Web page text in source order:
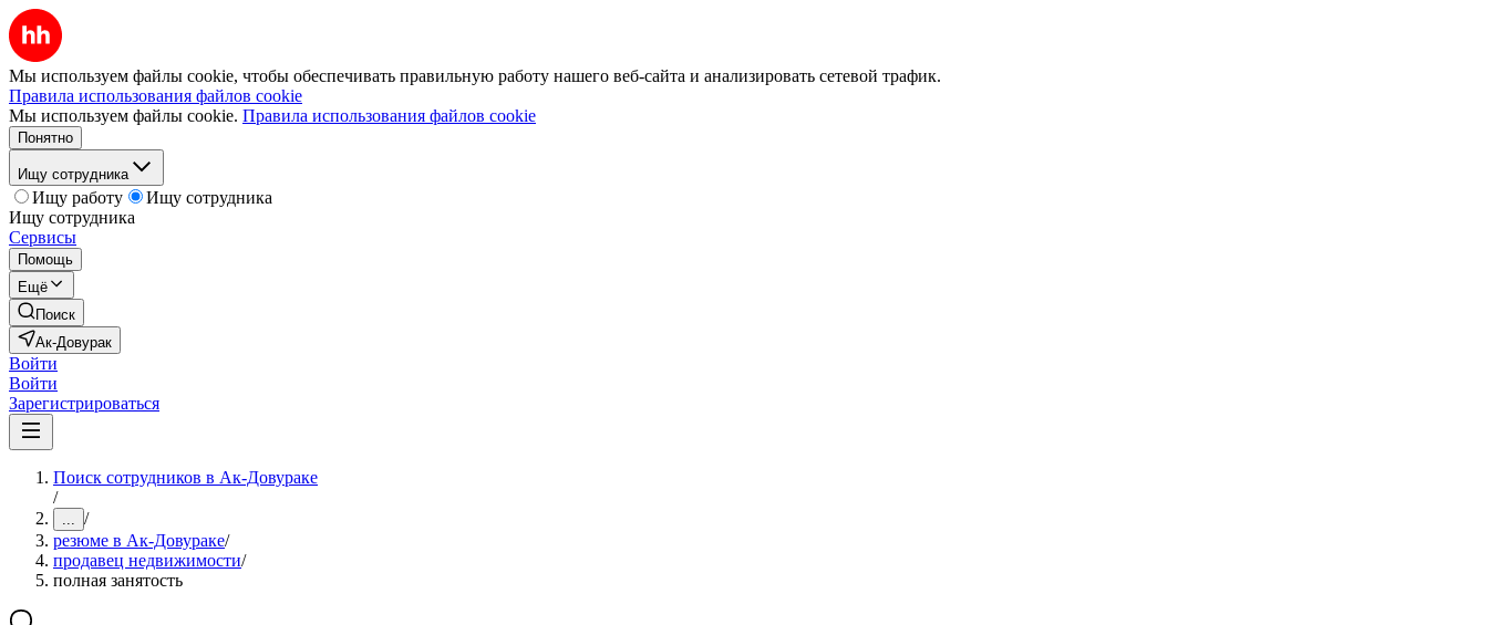
Мы используем файлы cookie, чтобы обеспечивать правильную работу нашего веб-сайта и анализировать сетевой трафик.
Правила использования файлов cookie
Мы используем файлы cookie. Правила использования файлов cookie
Понятно
Ищу сотрудника
Ищу работу
Ищу сотрудника
Ищу сотрудника
Сервисы
Помощь
Ещё
Поиск
Ак-Довурак
Войти
Войти
Зарегистрироваться
Поиск сотрудников в Ак-Довураке
/
... /
резюме в Ак-Довураке/
продавец недвижимости/
полная занятость